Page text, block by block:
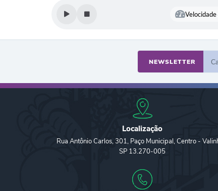
NEWSLETTER
Localização
Rua Antônio Carlos, 301, Paço Municipal, Centro -
SP 13.270-005